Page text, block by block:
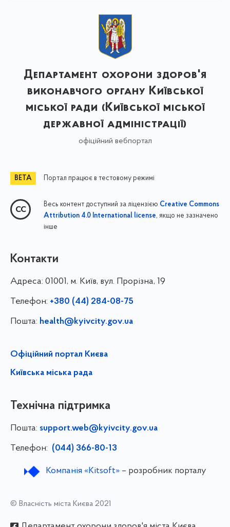
Департамент охорони здоров'я
виконавчого органу Київської
міської ради (Київської міської
державної адміністрації)
офіційний вебпортал
Портал працює в тестовому режимі
Весь контент доступний за ліцензією Creative Commons
Attribution 4.0 International license, якщо не зазначено
інше
Контакти
Адреса: 01001, м. Київ, вул. Прорізна, 19
Телефон: +380 (44) 284-08-75
Пошта: health@kyivcity.gov.ua
Офіційний портал Києва
Київська міська рада
Технічна підтримка
Пошта: support.web@kyivcity.gov.ua
Телефон: (044) 366-80-13
Компанія «Kitsoft»– розробник порталу
© Власність міста Києва 2021